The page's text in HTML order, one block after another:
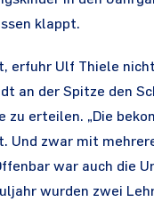
klappt.
erfuhr Ulf Thiele
an der Spitze den
erteilen. „Die
zwar mit
war auch die
wurden zwei